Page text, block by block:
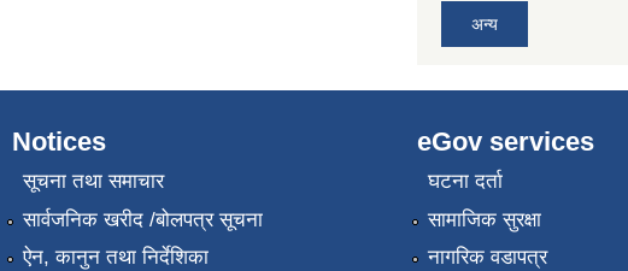
अन्य
Notices
सूचना तथा समाचार
सार्वजनिक खरीद /बोलपत्र सूचना
ऐन, कानुन तथा निर्देशिका
eGov services
घटना दर्ता
सामाजिक सुरक्षा
नागरिक वडापत्र